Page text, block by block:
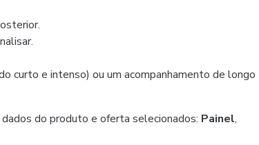
curto e intenso) ou um acompanhamento de longo
do produto e oferta selecionados: Painel,